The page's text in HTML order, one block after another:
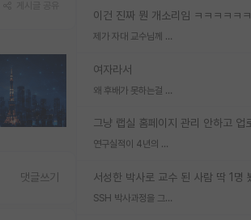
이건 진짜 뭔 개소리임 ㅋㅋㅋㅋㅋㅋ
제가 자대 교수님께 무례하게 행동한 걸까요?
여자라서
왜 후배가 못하는걸 교수님은 내 책임으로 돌리는걸까요?
연구실적이 4년의 공백이 있는거 어떻게 생각하냐
SSH 박사과정을 그만두고 지방대 박사로 옮기면 교수의 꿈은 끝일까요?
댓글쓰기